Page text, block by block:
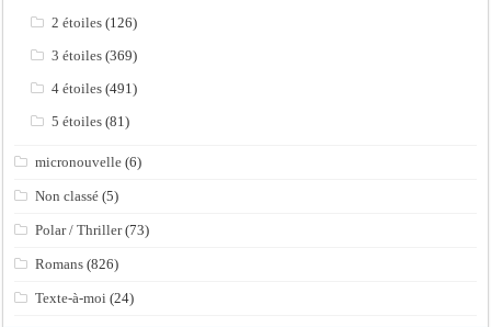
2 étoiles (126)
3 étoiles (369)
4 étoiles (491)
5 étoiles (81)
micronouvelle (6)
Non classé (5)
Polar / Thriller(73)
Romans (826)
Texte-à-moi (24)